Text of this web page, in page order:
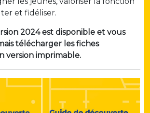
et fidéliser.
2024 est disponible et vous
télécharger les fiches
version imprimable.